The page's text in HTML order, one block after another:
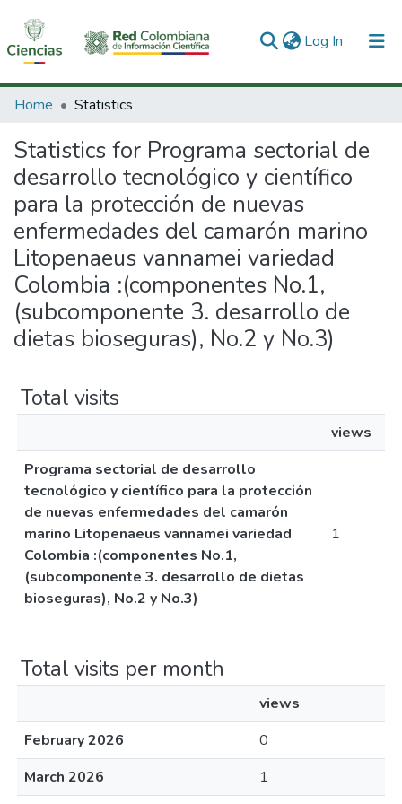
Log In (current)
Communities & Collections
All of DSpace
Home Statistics
Statistics for Programa sectorial de
desarrollo tecnológico y científico
para la protección de nuevas
enfermedades del camarón marino
Litopenaeus vannamei variedad
Colombia :(componentes No.1,
(subcomponente 3. desarrollo de
dietas bioseguras), No.2 y No.3)
Total visits
views
Programa sectorial de desarrollo
tecnológico y científico para la protección
de nuevas enfermedades del camarón
marino Litopenaeus vannamei variedad
Colombia :(componentes No.1,
(subcomponente 3. desarrollo de dietas
bioseguras), No.2 y No.3)
1
Total visits per month
views
February 2026
0
March 2026
1